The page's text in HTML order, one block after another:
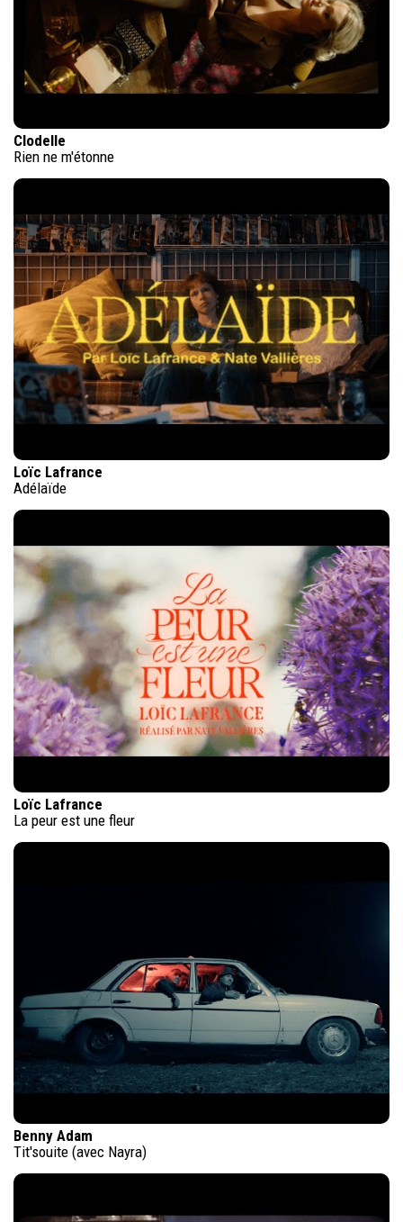
Clodelle
Rien ne m'étonne
Loïc Lafrance
Adélaïde
Loïc Lafrance
La peur est une fleur
Benny Adam
Tit'souite (avec Nayra)